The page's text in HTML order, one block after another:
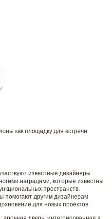
как площадку для встречи
известные дизайнеры
наградами, которые известны
пространств.
помогают другим дизайнерам
для новых проектов.